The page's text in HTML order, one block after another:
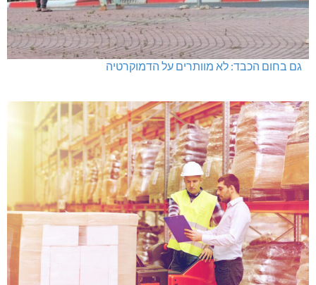
גם בחום הכבד: לא מוותרים על הדמוקרטיה